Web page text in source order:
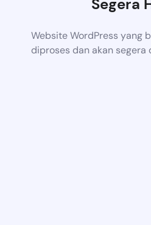
Segera
Website WordPress yang
diproses dan akan segera